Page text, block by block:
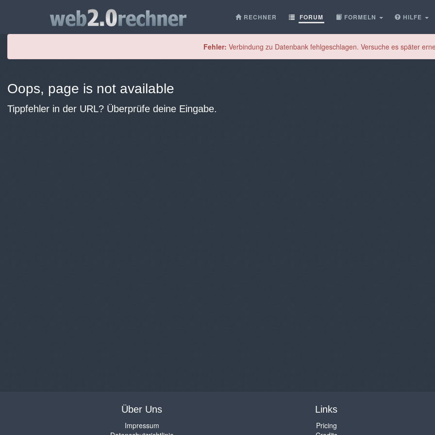
RECHNER FORUM FORMELN HILFE
Fehler: Verbindung zu Datenbank fehlgeschlagen. Versuche es später
Oops, page is not available
Tippfehler in der URL? Überprüfe deine Eingabe.
Über Uns
Impressum
Links
Pricing